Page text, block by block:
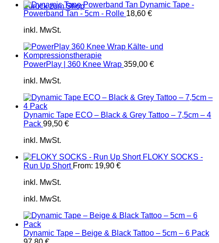
Zurück zum Shop
Dynamic Tape -
Powerband Tan - 5cm - Rolle 18,60 €
inkl. MwSt.
PowerPlay | 360 Knee Wrap 359,00 €
inkl. MwSt.
Dynamic Tape ECO – Black & Grey Tattoo – 7,5cm – 4
Pack 99,50 €
inkl. MwSt.
FLOKY SOCKS -
Run Up Short From: 19,90 €
inkl. MwSt.
inkl. MwSt.
Dynamic Tape – Beige & Black Tattoo – 5cm – 6 Pack